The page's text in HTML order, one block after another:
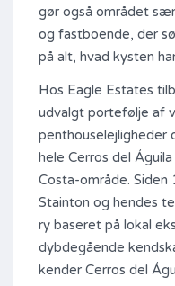
gør også området
og fastboende, der
på alt, hvad kysten
Hos Eagle Estates
udvalgt portefølje af
penthouselejligheder
hele Cerros del
Costa-område. Siden
Stainton og hendes
ry baseret på lokal
dybdegående
kender Cerros del